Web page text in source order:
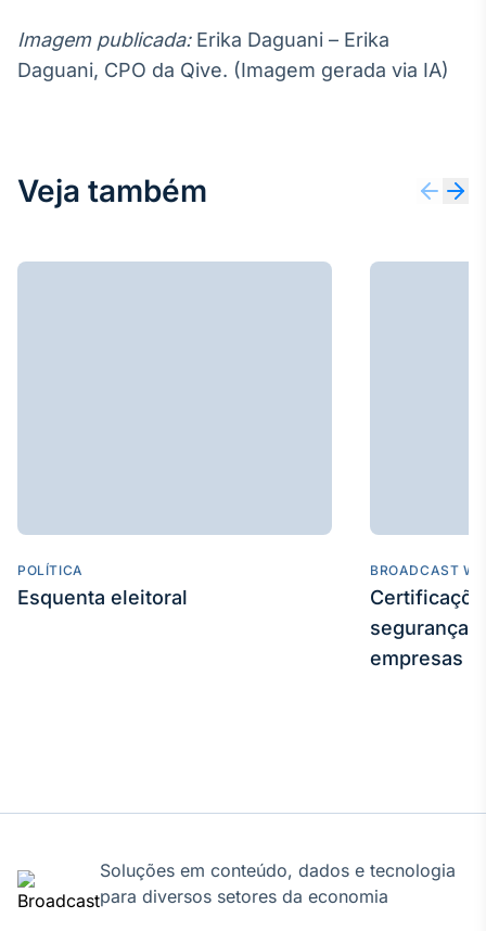
Imagem publicada:Erika Daguani – Erika
Daguani, CPO da Qive. (Imagem gerada via IA)
Veja também
POLÍTICA
Esquenta eleitoral
BROADCAST
segurança
empresas
Soluções em conteúdo, dados e tecnologia
para diversos setores da economia